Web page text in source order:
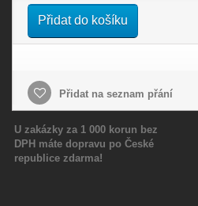
Přidat do košíku
Přidat na seznam přání
U zakázky za 1 000 korun bez
DPH máte dopravu po České
republice zdarma!